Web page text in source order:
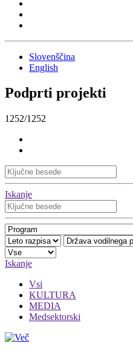
Slovenščina
English
Podprti projekti
1252/1252
Iskanje
Iskanje
Vsi
KULTURA
MEDIA
Medsektorski